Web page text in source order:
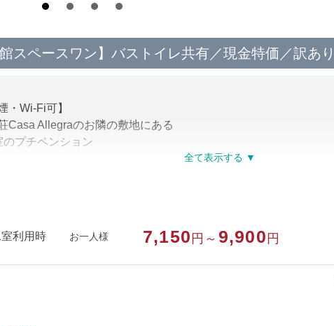
館スペースワン】バストイレ共有／現金特価／訳あ
・Wi-Fi可】
Casa Allegraのお隣の敷地にある
のプチペンション
ちゃん同伴率90％以上
利用時 お一人様 7,150 円～ 9,900 円